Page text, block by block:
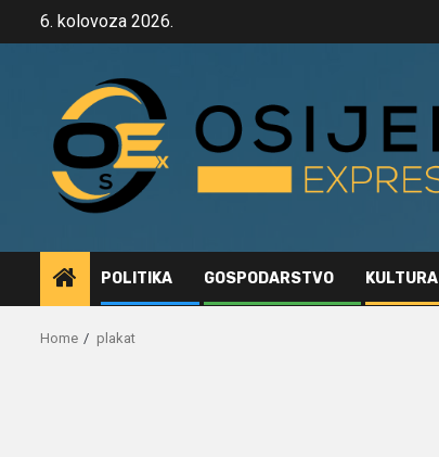
6. kolovoza 2026.
POLITIKA GOSPODARSTVO KULTURA
Home plakat